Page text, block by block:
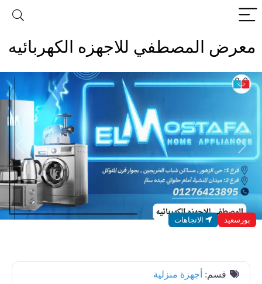
معرض المصطفي للاجهزه الكهربائيه
Next
بورسعيد الاتجاهات
قسم: أجهزة منزلية